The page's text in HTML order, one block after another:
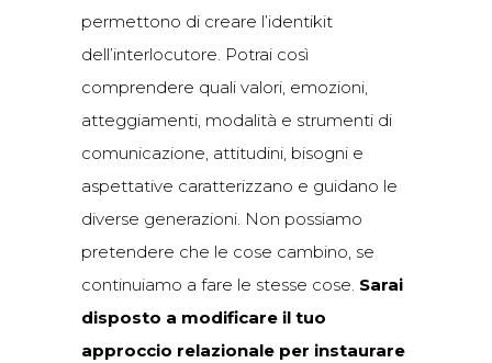
permettono di creare l’identikit
dell’interlocutore. Potrai così
comprendere quali valori, emozioni,
atteggiamenti, modalità e strumenti di
comunicazione, attitudini, bisogni e
aspettative caratterizzano e guidano le
diverse generazioni. Non possiamo
pretendere che le cose cambino, se
continuiamo a fare le stesse cose. Sarai
disposto a modificare il tuo
approccio relazionale per instaurare